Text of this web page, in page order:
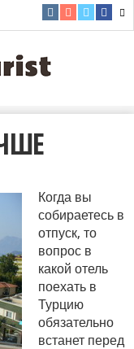
Когда вы
собираетесь в
отпуск, то
вопрос в
какой отель
поехать в
Турцию
обязательно
встанет перед